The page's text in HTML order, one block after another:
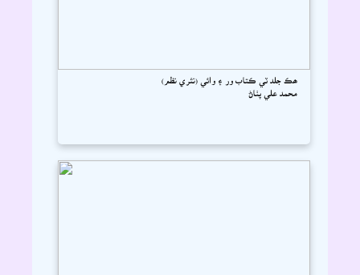
ھڪ جلد ٽي ڪتاب ور ۽ وائي (نثري نظم)
محمد علي پٺاڻ